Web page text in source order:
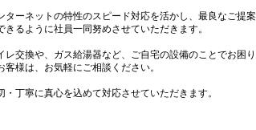
ターネットの特性のスピード対応を活かし、最良なご提案
きるように社員一同努めさせていただきます。
レ交換や、ガス給湯器など、ご自宅の設備のことでお困り
客様は、お気軽にご相談ください。
・丁寧に真心を込めて対応させていただきます。